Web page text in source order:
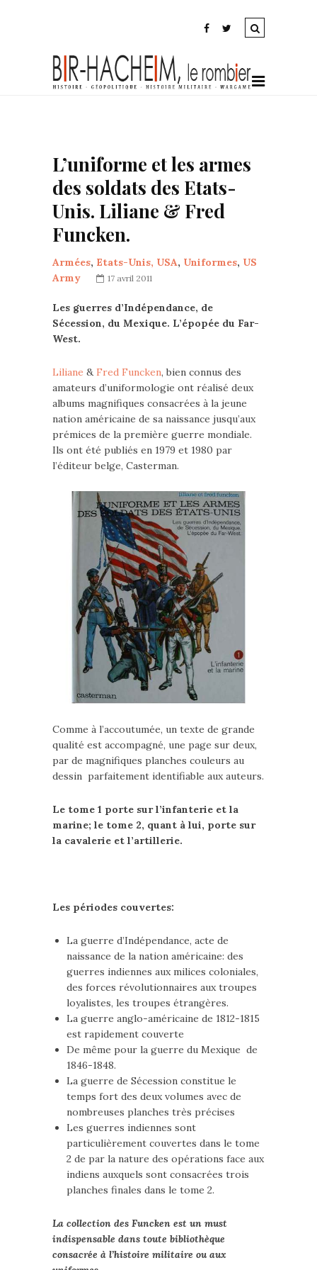
L’uniforme et les armes
des soldats des Etats-
Unis. Liliane & Fred
Funcken.
Armées, Etats-Unis, USA, Uniformes, US
Army
17 avril 2011
Les guerres d’Indépendance, de
Sécession, du Mexique. L’épopée du Far-
West.
Liliane &Fred Funcken, bien connus des
amateurs d’uniformologie ont réalisé deux
albums magnifiques consacrées à la jeune
nation américaine de sa naissance jusqu’aux
prémices de la première guerre mondiale.
Ils ont été publiés en 1979 et 1980 par
l’éditeur belge, Casterman.
Comme à l’accoutumée, un texte de grande
qualité est accompagné, une page sur deux,
par de magnifiques planches couleurs au
dessin parfaitement identifiable aux auteurs.
Le tome 1 porte sur l’infanterie et la
marine; le tome 2, quant à lui, porte sur
la cavalerie et l’artillerie.
Les périodes couvertes:
La guerre d’Indépendance, acte de
naissance de la nation américaine: des
guerres indiennes aux milices coloniales,
des forces révolutionnaires aux troupes
loyalistes, les troupes étrangères.
La guerre anglo-américaine de 1812-1815
est rapidement couverte
De même pour la guerre du Mexique de
1846-1848.
La guerre de Sécession constitue le
temps fort des deux volumes avec de
nombreuses planches très précises
Les guerres indiennes sont
particulièrement couvertes dans le tome
2 de par la nature des opérations face aux
indiens auxquels sont consacrées trois
planches finales dans le tome 2.
La collection des Funcken est un must
indispensable dans toute bibliothèque
consacrée à l’histoire militaire ou aux